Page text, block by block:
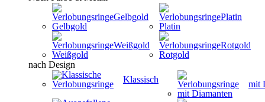
Gelbgold
Platin
Weißgold
Rotgold
nach Design
Klassisch
mit